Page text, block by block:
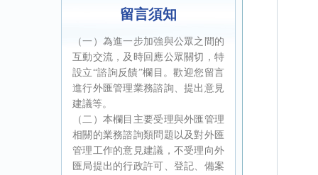
留言須知
（一）為進一步加強與公眾之間的
互動交流，及時回應公眾關切，特
設立“諮詢反饋”欄目。歡迎您留言
進行外匯管理業務諮詢、提出意見
建議等。
（二）本欄目主要受理與外匯管理
相關的業務諮詢類問題以及對外匯
管理工作的意見建議，不受理向外
匯局提出的行政許可、登記、備案